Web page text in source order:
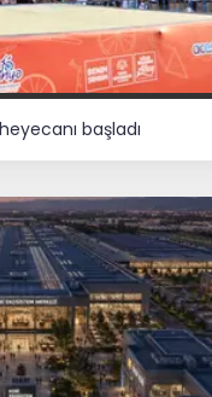
başladı